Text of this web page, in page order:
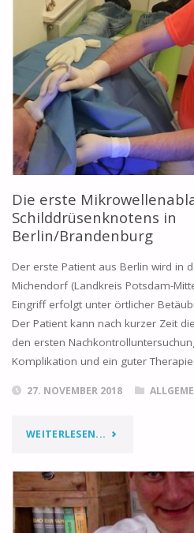
Die erste
Schilddrüsenknotens in
Berlin/Brandenburg
Der erste Patient aus Berlin wird in
Michendorf (Landkreis Potsdam-
Eingriff erfolgt unter örtlicher
Der Patient kann nach kurzer Zeit
den ersten
Komplikation und ein guter
27. NOVEMBER 2018
WEITERLESEN...